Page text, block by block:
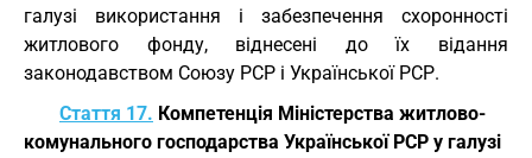
галузі використання і забезпечення схоронності
житлового фонду, віднесені до їх відання
законодавством Союзу РСР і Української РСР.
Стаття 17. Компетенція Міністерства житлово-
комунального господарства Української РСР у галузі